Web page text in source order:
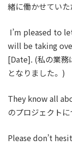
緒に働かせてい
I’m pleased to
will be taking
[Date]. (私の業務
となりました。)
They know all
のプロジェクト
Please don’t